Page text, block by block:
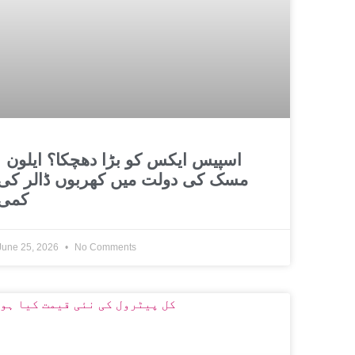
مسک کی دولت میں کھربوں ڈالر
25, 2026 No Comments